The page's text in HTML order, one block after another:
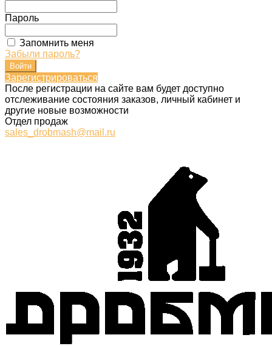
Пароль
Запомнить меня
Забыли пароль?
Зарегистрироваться
После регистрации на сайте вам будет доступно
отслеживание состояния заказов, личный кабинет и
другие новые возможности
Отдел продаж
sales_drobmash@mail.ru